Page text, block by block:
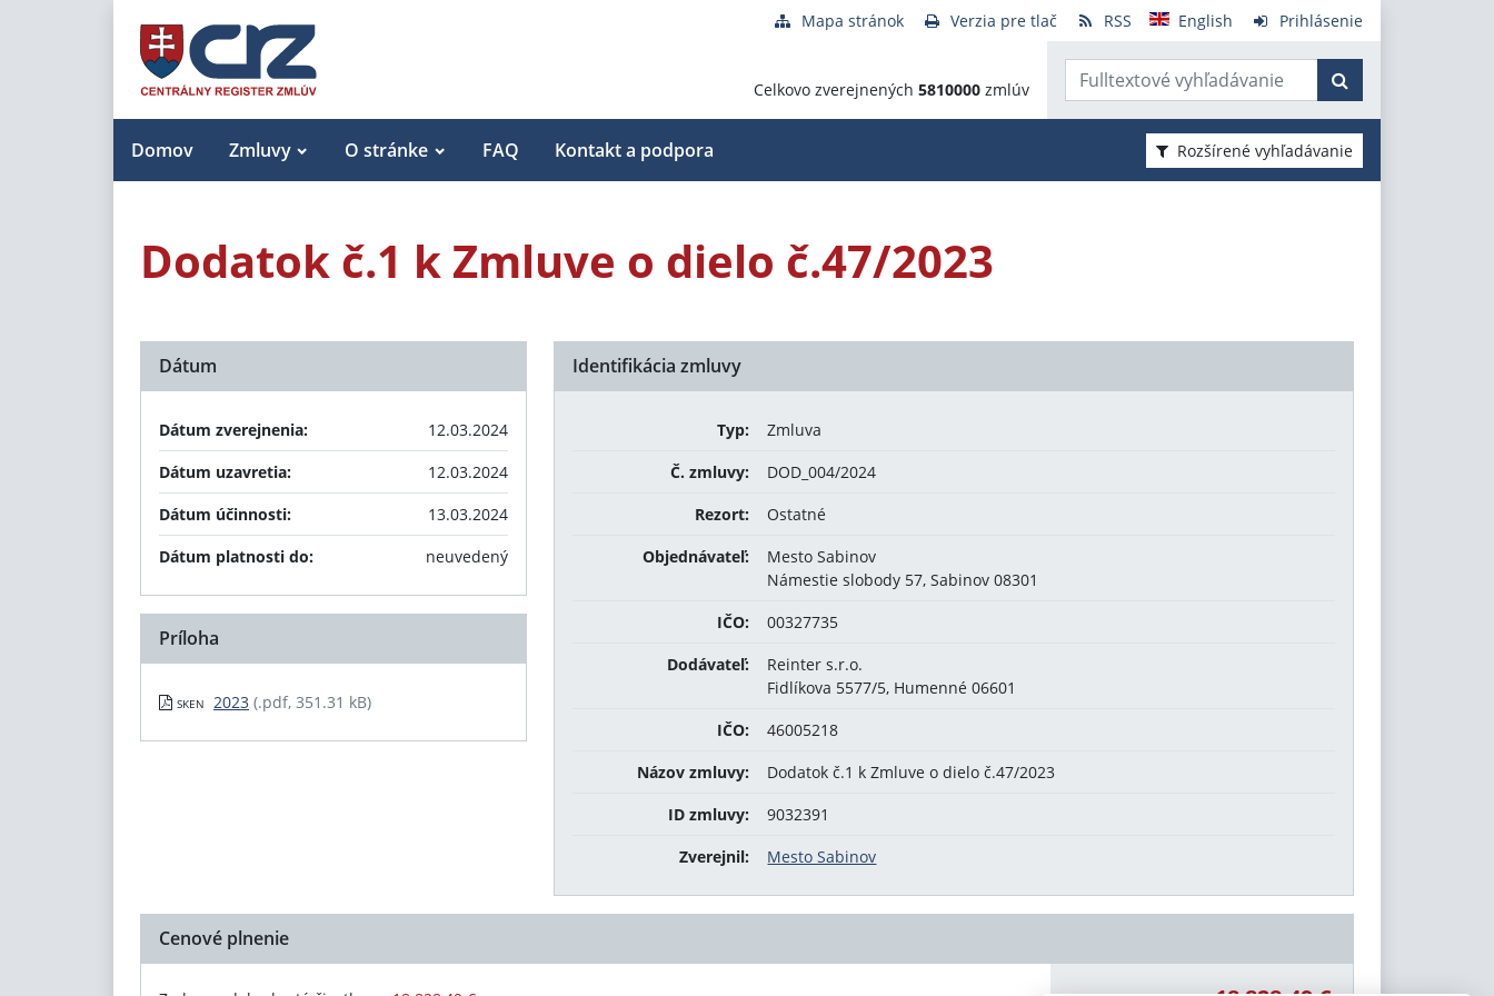
Mapa stránok Verzia pre tlač RSS English Prihlásenie
Celkovo zverejnených 5810000 zmlúv
Domov Zmluvy O stránke FAQ Kontakt a podpora Rozšírené vyhľadávanie
Dodatok č.1 k Zmluve o dielo č.47/2023
Identifikácia zmluvy
Typ:
Zmluva
Č. zmluvy:
DOD_004/2024
Rezort:
Ostatné
Objednávateľ:
Mesto Sabinov
Námestie slobody 57, Sabinov 08301
IČO:
00327735
Dodávateľ:
Reinter s.r.o.
Fidlíkova 5577/5, Humenné 06601
IČO:
46005218
Názov zmluvy:
Dodatok č.1 k Zmluve o dielo č.47/2023
ID zmluvy:
9032391
Zverejnil:
Mesto Sabinov
Dátum
Dátum zverejnenia:
12.03.2024
Dátum uzavretia:
12.03.2024
Dátum účinnosti:
13.03.2024
Dátum platnosti do:
neuvedený
Príloha
SKEN 2023 (.pdf, 351.31 kB)
Cenové plnenie